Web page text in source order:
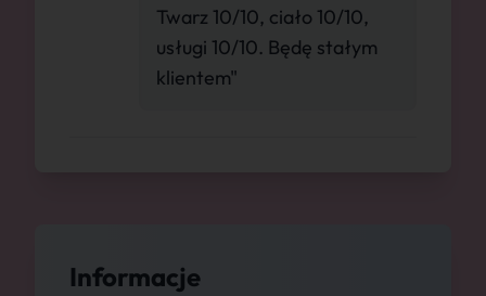
Informacje
Twarz 10/10, ciało 10/10,
usługi 10/10. Będę stałym
klientem"